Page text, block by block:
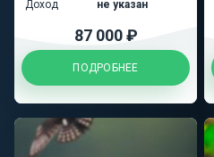
Доход
не указан
87 000 ₽
ПОДРОБНЕЕ